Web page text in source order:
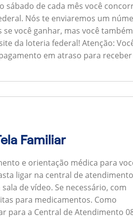
sábado de cada mês você
Nós te enviaremos um
se você ganhar, mas você
da loteria federal!Atenção:
em atraso para receber
Familiar
e orientação médica para
ligar na central de
de vídeo. Se necessário, com
para medicamentos. Como
para a Central de Atendimento